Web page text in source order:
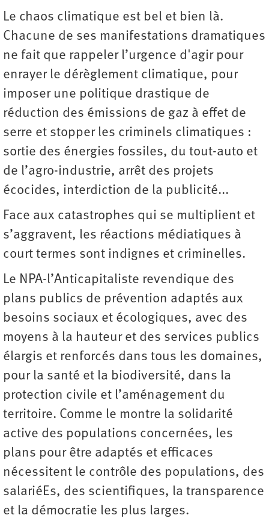
Le chaos climatique est bel et bien là.
Chacune de ses manifestations dramatiques
ne fait que rappeler l’urgence d'agir pour
enrayer le dérèglement climatique, pour
imposer une politique drastique de
réduction des émissions de gaz à effet de
serre et stopper les criminels climatiques :
sortie des énergies fossiles, du tout-auto et
de l’agro-industrie, arrêt des projets
écocides, interdiction de la publicité...
Face aux catastrophes qui se multiplient et
s’aggravent, les réactions médiatiques à
court termes sont indignes et criminelles.
Le NPA-l’Anticapitaliste revendique des
plans publics de prévention adaptés aux
besoins sociaux et écologiques, avec des
moyens à la hauteur et des services publics
élargis et renforcés dans tous les domaines,
pour la santé et la biodiversité, dans la
protection civile et l’aménagement du
territoire. Comme le montre la solidarité
active des populations concernées, les
plans pour être adaptés et efficaces
nécessitent le contrôle des populations, des
salariéEs, des scientifiques, la transparence
et la démocratie les plus larges.